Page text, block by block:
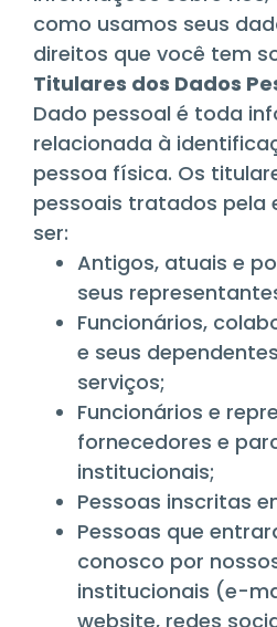
como usamos seus
direitos que você tem
Titulares dos Dados
Dado pessoal é toda
relacionada à
pessoa física. Os
pessoais tratados pela
ser:
Antigos, atuais e
seus
Funcionários,
e seus
serviços;
Funcionários e
fornecedores e
institucionais;
Pessoas inscritas
Pessoas que
conosco por
institucionais (e-
website, redes